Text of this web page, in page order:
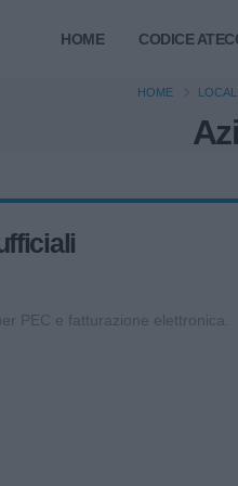
HOME CODICE
HOME
PEC e fatturazione elettronica.